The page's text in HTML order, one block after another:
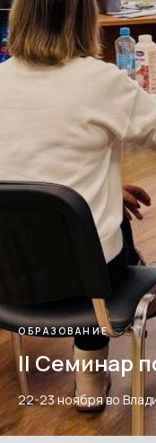
ОБРАЗОВАНИЕ
II Семинар
22-23 ноября во